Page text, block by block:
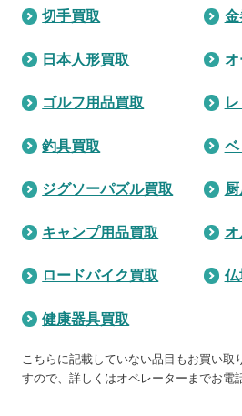
切手買取 金
日本人形買取
ゴルフ用品買取
釣具買取 ベ
ジグソーパズル買取
キャンプ用品買取
ロードバイク買取 仏
健康器具買取
こちらに記載していない品目もお買い取
すので、詳しくはオペレーターまでお電